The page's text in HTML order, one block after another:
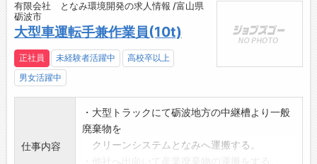
有限会社 となみ環境開発の求人情報 /富山県
砺波市
大型車運転手兼作業員(10t)
正社員 未経験者活躍中
高校卒以上
男女活躍中
仕事内容
・大型トラックにて砺波地方の中継槽より一般
廃棄物を
クリーンシステムとなみへ運搬する。